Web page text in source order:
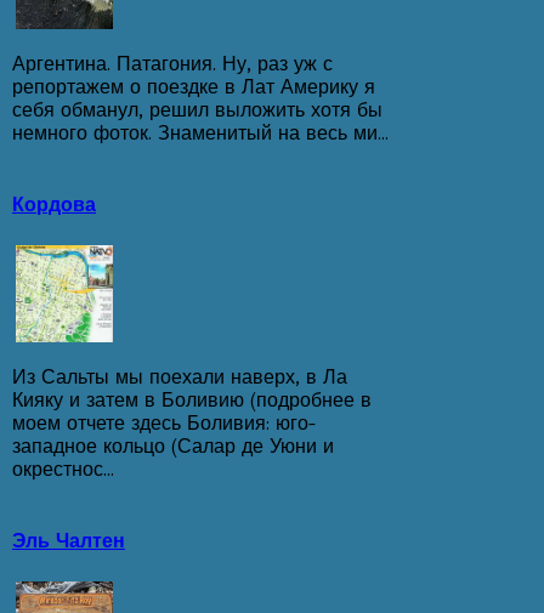
Аргентина. Патагония. Ну, раз уж с
репортажем о поездке в Лат Америку я
себя обманул, решил выложить хотя бы
немного фоток. Знаменитый на весь ми...
Кордова
Из Сальты мы поехали наверх, в Ла
Кияку и затем в Боливию (подробнее в
моем отчете здесь Боливия: юго-
западное кольцо (Салар де Уюни и
окрестнос...
Эль Чалтен